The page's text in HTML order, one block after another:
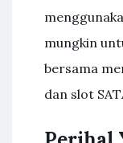
mungkin
bersama
dan slot